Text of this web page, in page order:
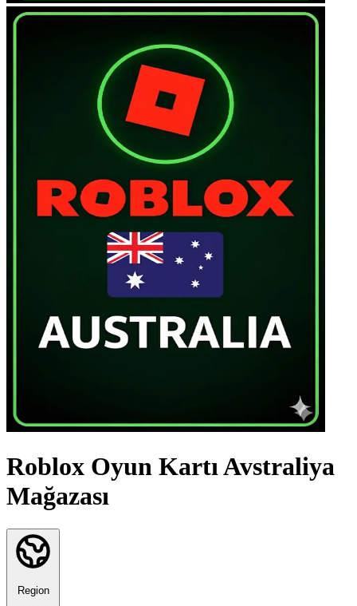
Roblox Oyun Kartı Avstraliya
Mağazası
Region